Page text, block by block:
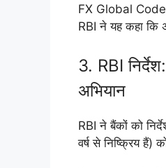
FX Global Code
RBI ने यह कहा कि
3. RBI
अभियान
RBI ने बैंकों को
वर्ष से निष्क्रिय हैं)